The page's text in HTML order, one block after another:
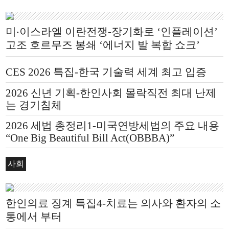
미‧이스라엘 이란전쟁-장기화로 ‘인플레이션’
고조 호르무즈 봉쇄 ‘에너지 발 복합 쇼크’
CES 2026 특집-한국 기술력 세계 최고 입증
2026 신년 기획-한인사회 몰락직전 최대 난제
는 경기침체
2026 세법 총정리1-미국연방세법의 주요 내용
“One Big Beautiful Bill Act(OBBBA)”
사회
한인의료 징계 특집4-치료는 의사와 환자의 소
통에서 부터